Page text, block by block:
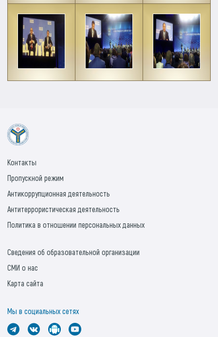
Контакты
Пропускной режим
Антикоррупционная деятельность
Антитеррористическая деятельность
Политика в отношении персональных данных
Сведения об образовательной организации
СМИ о нас
Карта сайта
Мы в социальных сетях